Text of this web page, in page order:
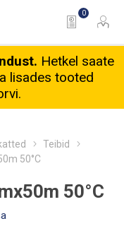
0
Hetkel saate
lisades tooted
Teibid
50°C
50°C